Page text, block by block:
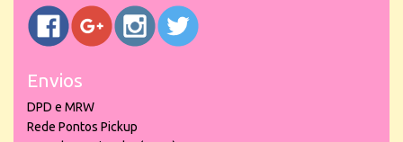
Envios
DPD e MRW
Rede Pontos Pickup